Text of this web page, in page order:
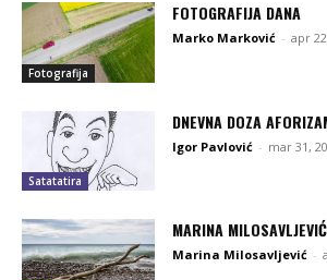
Fotografija
FOTOGRAFIJA DANA
Marko Marković - apr
Satatatira
DNEVNA DOZA
Igor Pavlović - mar 31,
MARINA
Marina Milosavljević -